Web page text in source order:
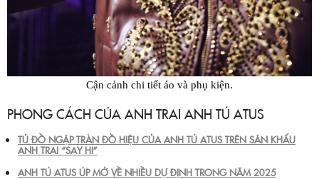
Cận cảnh chi tiết áo và phụ kiện.
PHONG CÁCH CỦA ANH TRAI ANH TÚ ATUS
TỦ ĐỒ NGẬP TRÀN ĐỒ HIỆU CỦA ANH TÚ ATUS TRÊN SÂN KHẤU
ANH TRAI “SAY HI”
ANH TÚ ATUS ÚP MỞ VỀ NHIỀU DỰ ĐỊNH TRONG NĂM 2025